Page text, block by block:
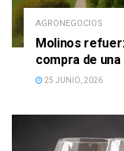
AGRONEGOCIOS
Molinos
compra de
25 JUNIO, 2026